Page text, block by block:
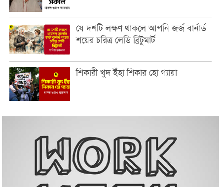
যে দশটি লক্ষণ থাকলে আপনি জর্জ বার্নার্ড
শয়ের চরিত্র লেডি ব্রিটুমার্ট
শিকারী খুদ ইঁহা শিকার হো গ্যায়া